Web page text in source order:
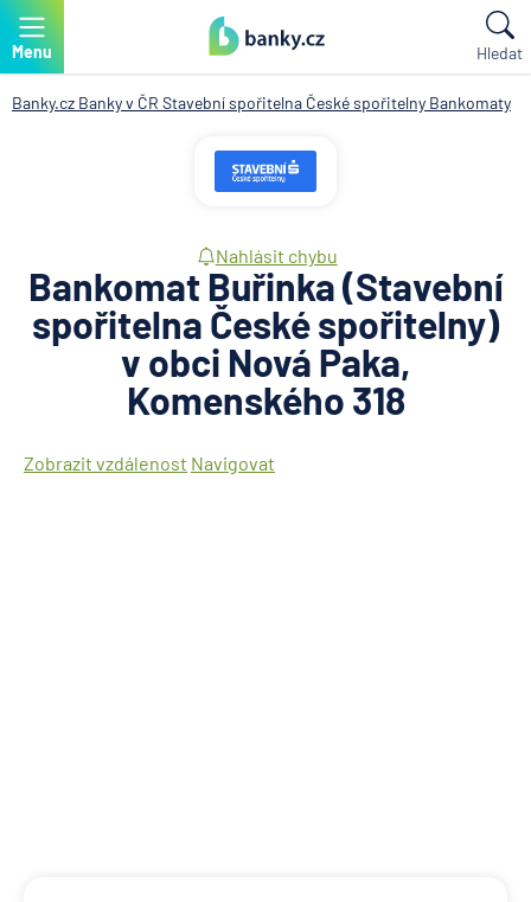
Menu Hledat
Banky.cz Banky v ČR Stavební spořitelna České spořitelny Bankomaty
Nahlásit chybu
Bankomat Buřinka (Stavební
spořitelna České spořitelny)
v obci Nová Paka,
Komenského 318
Zobrazit vzdálenost Navigovat